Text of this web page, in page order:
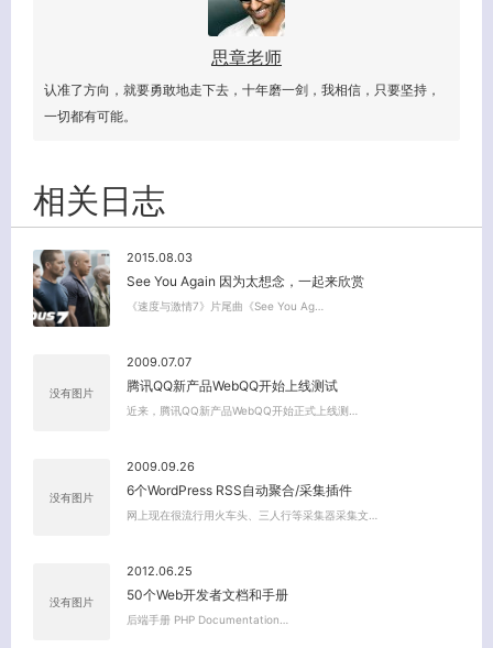
思章老师
认准了方向，就要勇敢地走下去，十年磨一剑，我相信，只要坚持，
一切都有可能。
相关日志
2015.08.03
See You Again 因为太想念，一起来欣赏
《速度与激情7》片尾曲《See You Ag…
没有图片
2009.07.07
腾讯QQ新产品WebQQ开始上线测试
近来，腾讯QQ新产品WebQQ开始正式上线测…
没有图片
2009.09.26
6个WordPress RSS自动聚合/采集插件
网上现在很流行用火车头、三人行等采集器采集文…
没有图片
2012.06.25
50个Web开发者文档和手册
后端手册 PHP Documentation…